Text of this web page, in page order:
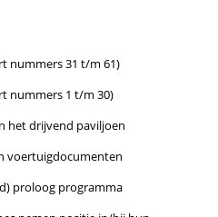
nummers 31 t/m 61)
nummers 1 t/m 30)
het drijvend paviljoen
voertuigdocumenten
proloog programma